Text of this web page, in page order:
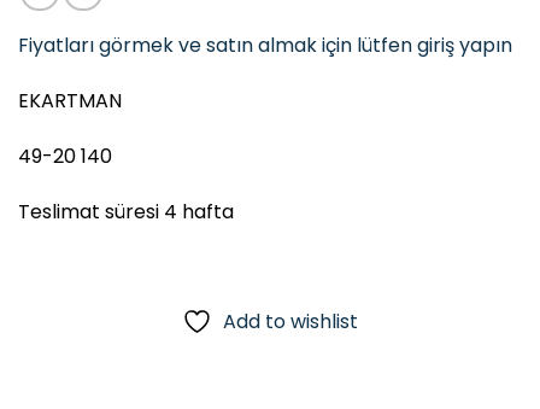
Fiyatları görmek ve satın almak için lütfen giriş yapın
EKARTMAN
49-20 140
Teslimat süresi 4 hafta
Add to wishlist